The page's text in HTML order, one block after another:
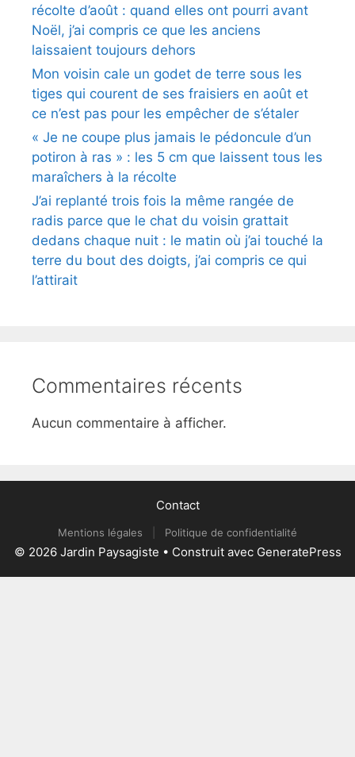
récolte d’août : quand elles ont pourri avant
Noël, j’ai compris ce que les anciens
laissaient toujours dehors
Mon voisin cale un godet de terre sous les
tiges qui courent de ses fraisiers en août et
ce n’est pas pour les empêcher de s’étaler
« Je ne coupe plus jamais le pédoncule d’un
potiron à ras » : les 5 cm que laissent tous les
maraîchers à la récolte
J’ai replanté trois fois la même rangée de
radis parce que le chat du voisin grattait
dedans chaque nuit : le matin où j’ai touché la
terre du bout des doigts, j’ai compris ce qui
l’attirait
Commentaires récents
Aucun commentaire à afficher.
Contact
Mentions légales Politique de confidentialité
© 2026 Jardin Paysagiste • Construit avec GeneratePress